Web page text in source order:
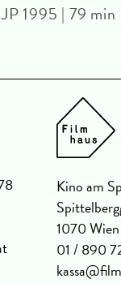
1995 | 79
Kino am
1070 Wien
01 / 890